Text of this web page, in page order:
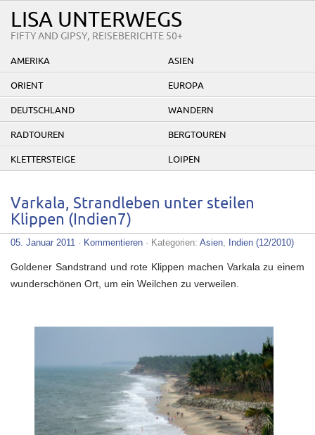
LISA UNTERWEGS
FIFTY AND GIPSY, REISEBERICHTE 50+
AMERIKA ASIEN
ORIENT EUROPA
DEUTSCHLAND WANDERN
RADTOUREN BERGTOUREN
KLETTERSTEIGE LOIPEN
Varkala, Strandleben unter steilen
Klippen (Indien7)
05. Januar 2011 · Kommentieren · Kategorien: Asien, Indien (12/2010)
Goldener Sandstrand und rote Klippen machen Varkala zu einem
wunderschönen Ort, um ein Weilchen zu verweilen.